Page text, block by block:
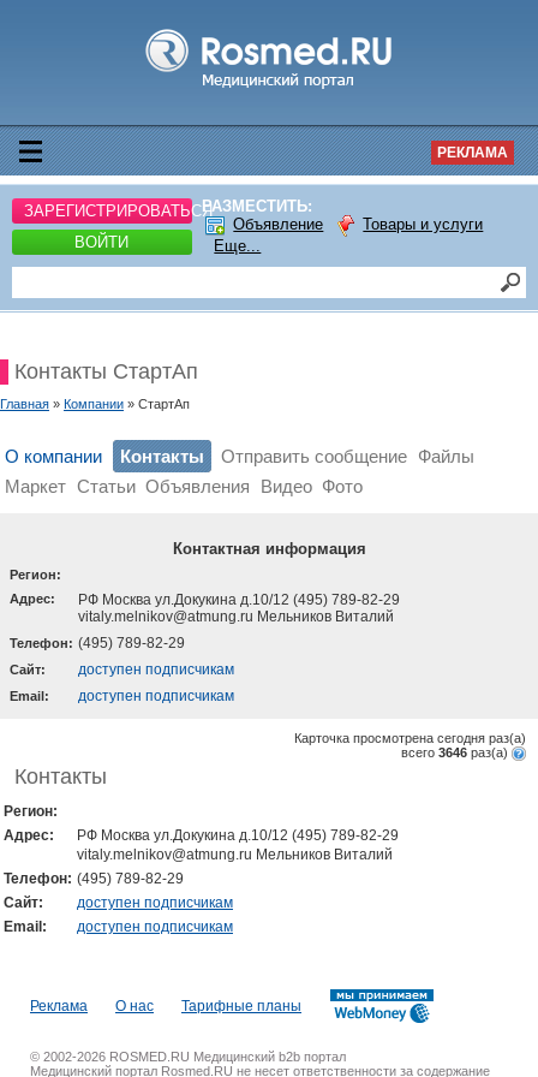
РЕКЛАМА
ЗАРЕГИСТРИРОВАТЬСЯ
ВОЙТИ
РАЗМЕСТИТЬ:
Объявление
Товары и услуги
Еще...
Контакты СтартАп
Главная » Компании » СтартАп
О компании Контакты Отправить сообщение Файлы
Маркет Статьи Объявления Видео Фото
Контактная информация
Регион:
Адрес:
РФ Москва ул.Докукина д.10/12 (495) 789-82-29
vitaly.melnikov@atmung.ru Мельников Виталий
Телефон: (495) 789-82-29
Cайт: доступен подписчикам
Email: доступен подписчикам
Карточка просмотрена сегодня раз(a)
всего 3646 раз(a)
Контакты
Регион:
Адрес:
РФ Москва ул.Докукина д.10/12 (495) 789-82-29
vitaly.melnikov@atmung.ru Мельников Виталий
Телефон: (495) 789-82-29
Cайт:
доступен подписчикам
Email:
доступен подписчикам
Реклама О нас Тарифные планы
© 2002-2026 ROSMED.RU Медицинский b2b портал
Медицинский портал Rosmed.RU не несет ответственности за содержание